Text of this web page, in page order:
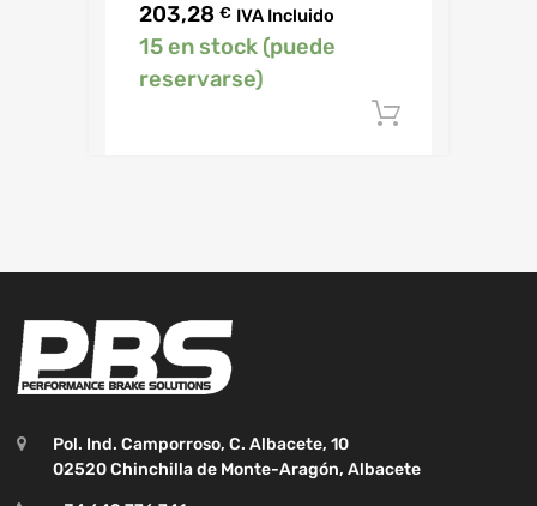
203,28 € IVA Incluido
15 en stock (puede
reservarse)
Pol. Ind. Camporroso, C. Albacete, 10
02520 Chinchilla de Monte-Aragón, Albacete